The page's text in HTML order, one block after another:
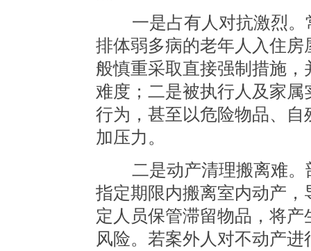
一是占有人对抗激烈。
排体弱多病的老年人入住
般慎重采取直接强制措施
难度；二是被执行人及家
行为，甚至以危险物品、
加压力。
二是动产清理搬离难。
指定期限内搬离室内动产
定人员保管滞留物品，将
风险。若案外人对不动产